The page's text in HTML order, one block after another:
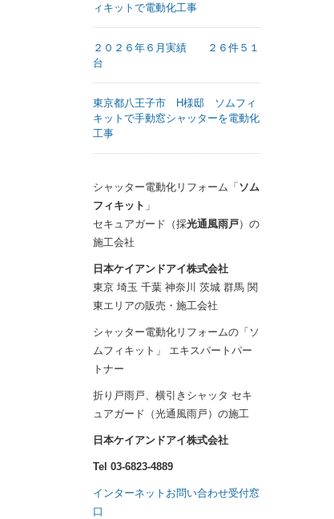
ィキットで電動化工事
２０２６年６月実績 ２６件５１
台
東京都八王子市 H様邸 ソムフィ
キットで手動窓シャッターを電動化
工事
シャッター電動化リフォーム「 ソム
フィキット 」
セキュアガード（採光通風雨戸）の
施工会社
日本ケイアンドアイ株式会社
東京 埼玉 千葉 神奈川 茨城 群馬 関
東エリアの販売・施工会社
シャッター電動化リフォームの「ソ
ムフィキット」 エキスパートパー
トナー
折り戸雨戸、横引きシャッタ セキ
ュアガード（光通風雨戸）の施工
日本ケイアンドアイ株式会社
Tel 03-6823-4889
インターネットお問い合わせ受付窓
口